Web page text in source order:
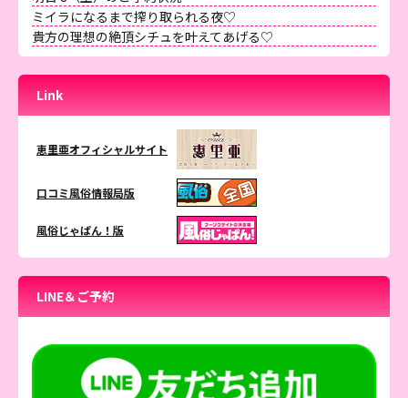
ミイラになるまで搾り取られる夜♡
貴方の理想の絶頂シチュを叶えてあげる♡
Link
恵里亜オフィシャルサイト
口コミ風俗情報局版
風俗じゃぱん！版
LINE＆ご予約